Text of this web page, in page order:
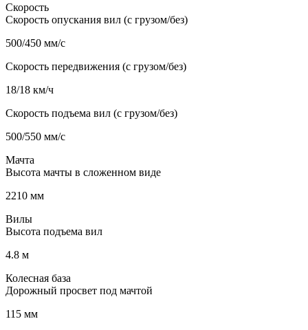
Скорость
Скорость опускания вил (с грузом/без)
500/450 мм/с
Скорость передвижения (с грузом/без)
18/18 км/ч
Скорость подъема вил (с грузом/без)
500/550 мм/с
Мачта
Высота мачты в сложенном виде
2210 мм
Вилы
Высота подъема вил
4.8 м
Колесная база
Дорожный просвет под мачтой
115 мм